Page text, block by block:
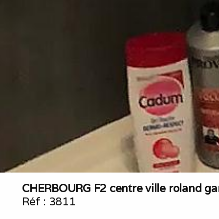
CHERBOURG F2 centre ville roland
Réf : 3811